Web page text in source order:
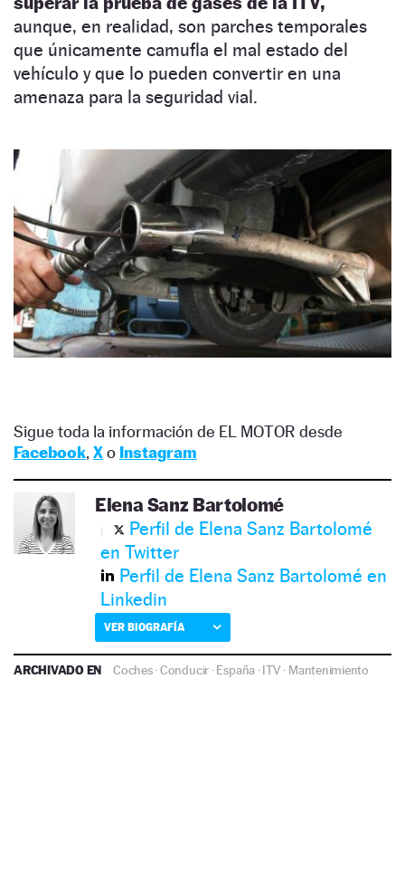
aunque, en realidad, son parches temporales
que únicamente camufla el mal estado del
vehículo y que lo pueden convertir en una
amenaza para la seguridad vial.
Sigue toda la información de EL MOTOR desde
Facebook, Xo Instagram
Elena Sanz Bartolomé
Perfil de Elena Sanz Bartolomé
en Twitter
Perfil de Elena Sanz Bartolomé en
Linkedin
VER BIOGRAFÍA
ARCHIVADO EN Coches·Conducir ·España ·ITV · Mantenimiento